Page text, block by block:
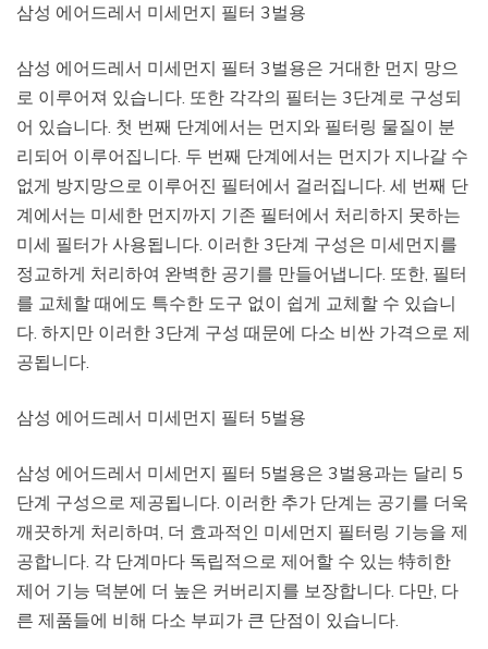
삼성 에어드레서 미세먼지 필터 3벌용
삼성 에어드레서 미세먼지 필터 3벌용은 거대한 먼지 망으
로 이루어져 있습니다. 또한 각각의 필터는 3단계로 구성되
어 있습니다. 첫 번째 단계에서는 먼지와 필터링 물질이 분
리되어 이루어집니다. 두 번째 단계에서는 먼지가 지나갈 수
없게 방지망으로 이루어진 필터에서 걸러집니다. 세 번째 단
계에서는 미세한 먼지까지 기존 필터에서 처리하지 못하는
미세 필터가 사용됩니다. 이러한 3단계 구성은 미세먼지를
정교하게 처리하여 완벽한 공기를 만들어냅니다. 또한, 필터
를 교체할 때에도 특수한 도구 없이 쉽게 교체할 수 있습니
다. 하지만 이러한 3단계 구성 때문에 다소 비싼 가격으로 제
공됩니다.
삼성 에어드레서 미세먼지 필터 5벌용
삼성 에어드레서 미세먼지 필터 5벌용은 3벌용과는 달리 5
단계 구성으로 제공됩니다. 이러한 추가 단계는 공기를 더욱
깨끗하게 처리하며, 더 효과적인 미세먼지 필터링 기능을 제
공합니다. 각 단계마다 독립적으로 제어할 수 있는 特히한
제어 기능 덕분에 더 높은 커버리지를 보장합니다. 다만, 다
른 제품들에 비해 다소 부피가 큰 단점이 있습니다.